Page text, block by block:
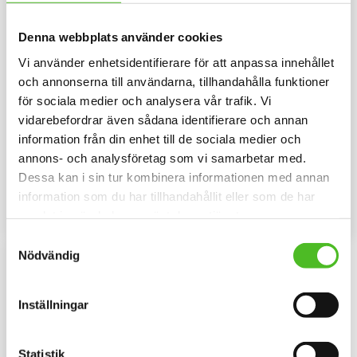
Denna webbplats använder cookies
Vi använder enhetsidentifierare för att anpassa innehållet
och annonserna till användarna, tillhandahålla funktioner
för sociala medier och analysera vår trafik. Vi
vidarebefordrar även sådana identifierare och annan
information från din enhet till de sociala medier och
annons- och analysföretag som vi samarbetar med.
Dessa kan i sin tur kombinera informationen med annan
information som du har tillhandahållit eller som de har
Nödvändig
Inställningar
Statistik
Pannband med
Bolognese
Elastan med ett siluettmotiv av
en Bolognese.
109
Lägg till i favoriter
Hoodie med Bolognese
Luvtröja med ett
Bolognesemotiv tryckt på
bröstet. Motivstorlek ca 28x7
429
Lägg